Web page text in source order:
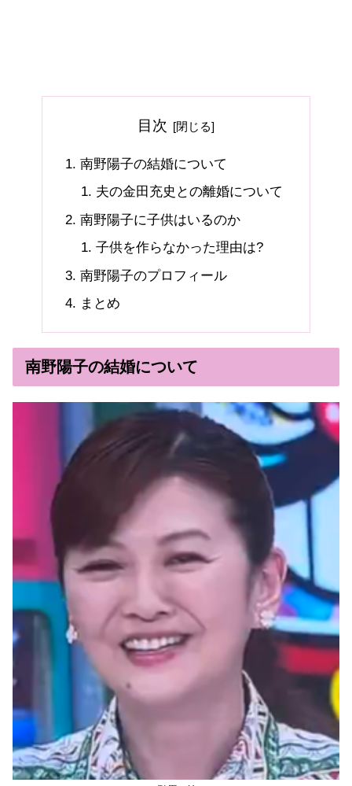
目次
南野陽子の結婚について
夫の金田充史との離婚について
南野陽子に子供はいるのか
子供を作らなかった理由は?
南野陽子のプロフィール
まとめ
南野陽子の結婚について